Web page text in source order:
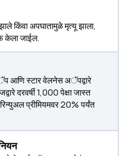
किंवा अपघातामुळे मृत्यू झाला,
केला जाईल.
आणि स्टार वेलनेस अॅपद्वारे
दरवर्षी 1,000 पेक्षा जास्त
प्रीमियमवर 20% पर्यंत